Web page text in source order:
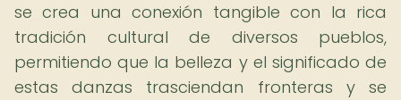
se crea una conexión tangible con la rica
tradición cultural de diversos pueblos,
permitiendo que la belleza y el significado de
estas danzas trasciendan fronteras y se